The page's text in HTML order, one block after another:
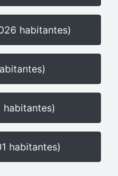
habitantes)
habitantes)